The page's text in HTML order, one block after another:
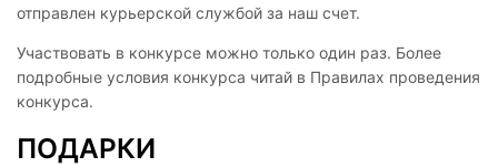
отправлен курьерской службой за наш счет.
Участвовать в конкурсе можно только один раз. Более
подробные условия конкурса читай в Правилах проведения
конкурса.
ПОДАРКИ